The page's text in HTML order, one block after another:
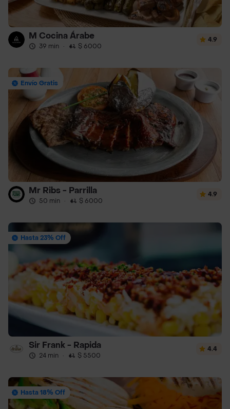
M Cocina Árabe
39 min · $ 6000
4.9
Envío Gratis
Mr Ribs - Parrilla
50 min · $ 6000
4.9
Hasta 23% Off
Sir Frank - Rapida
24 min · $ 5500
4.4
Hasta 18% Off